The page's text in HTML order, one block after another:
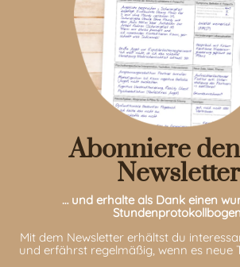
Abonniere
Newsletter
… und erhalte als Dank einen
Mit dem Newsletter erhältst du
und erfährst regelmäßig, wenn es neue